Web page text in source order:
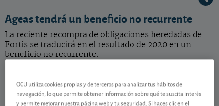
Ageas tendrá un beneficio no recurrente
La reciente recompra de obligaciones heredadas de
Fortis se traducirá en el resultado de 2020 en un
beneficio no recurrente.
BE0974264930
07/08/2026 Bruselas
0,6 EUR (0,81 %)
OCU utiliza cookies propias y de terceros para analizar tus hábitos de
navegación, lo que permite obtener información sobre qué te suscita interés
y permite mejorar nuestra página web y tu seguridad. Si haces clic en el